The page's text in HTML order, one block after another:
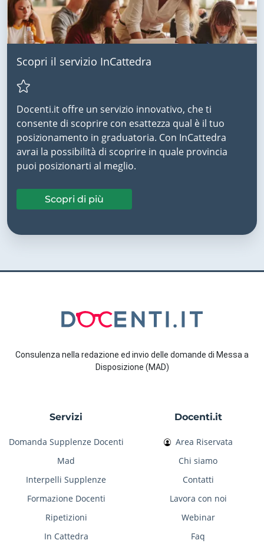
Scopri il servizio InCattedra
Docenti.it offre un servizio innovativo, che ti
consente di scoprire con esattezza qual è il tuo
posizionamento in graduatoria. Con InCattedra
avrai la possibilità di scoprire in quale provincia
puoi posizionarti al meglio.
Scopri di più
Consulenza nella redazione ed invio delle domande di Messa a
Disposizione (MAD)
Servizi
Domanda Supplenze Docenti
Mad
Interpelli Supplenze
Formazione Docenti
Ripetizioni
In Cattedra
Docenti.it
Area Riservata
Chi siamo
Contatti
Lavora con noi
Webinar
Faq